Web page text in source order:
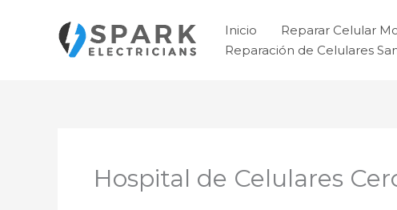
contenido
Inicio Reparar Celular
Reparación de Celulares
Hospital de Celulares